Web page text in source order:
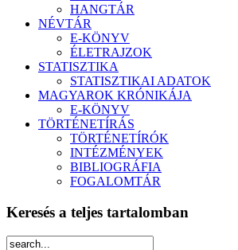
HANGTÁR
NÉVTÁR
E-KÖNYV
ÉLETRAJZOK
STATISZTIKA
STATISZTIKAI ADATOK
MAGYAROK KRÓNIKÁJA
E-KÖNYV
TÖRTÉNETÍRÁS
TÖRTÉNETÍRÓK
INTÉZMÉNYEK
BIBLIOGRÁFIA
FOGALOMTÁR
Keresés a teljes tartalomban